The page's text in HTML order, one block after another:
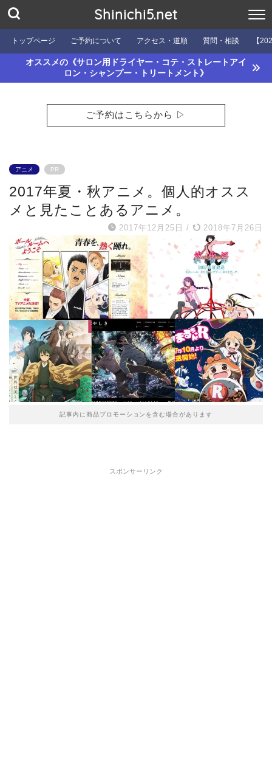
Shinichi5.net
トップページ ご予約について アクセス・道順 質問・相談 【
オススメの《サロン用ドライヤー・コテ・ストレートアイ
ロン・シャンプー・トリートメント》
ご予約はこちらから ▷
アニメ PR
2017年夏・秋アニメ。個人的オスス
メと見たことあるアニメ。
2017年12月25日 / 2018年7月26日
記事内に商品プロモーションを含む場合があります
スポンサーリンク